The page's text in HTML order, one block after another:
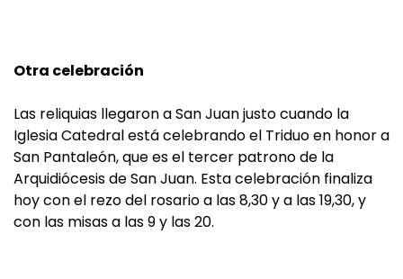
Otra celebración
Las reliquias llegaron a San Juan justo cuando la
Iglesia Catedral está celebrando el Triduo en honor a
San Pantaleón, que es el tercer patrono de la
Arquidiócesis de San Juan. Esta celebración finaliza
hoy con el rezo del rosario a las 8,30 y a las 19,30, y
con las misas a las 9 y las 20.